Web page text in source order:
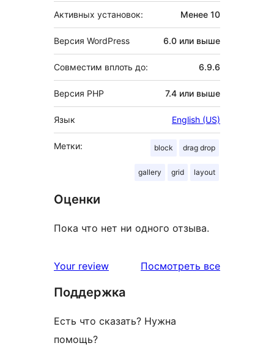
Активных установок: Менее 10
Версия WordPress 6.0 или выше
Совместим вплоть до: 6.9.6
Версия PHP 7.4 или выше
Язык English (US)
Метки: block drag drop
gallery grid layout
Оценки
Пока что нет ни одного отзыва.
Your review Посмотреть всеотзывы
Поддержка
Есть что сказать? Нужна
помощь?